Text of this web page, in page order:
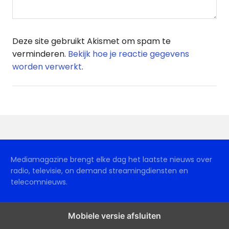
Deze site gebruikt Akismet om spam te
verminderen. Bekijk hoe je reactie gegevens
worden verwerkt.
Mediamagazine brengt elke dag het laatste nieuws over
radio, televisie, on demand streamingdiensten en
telecomnieuws.
Mobiele versie afsluiten